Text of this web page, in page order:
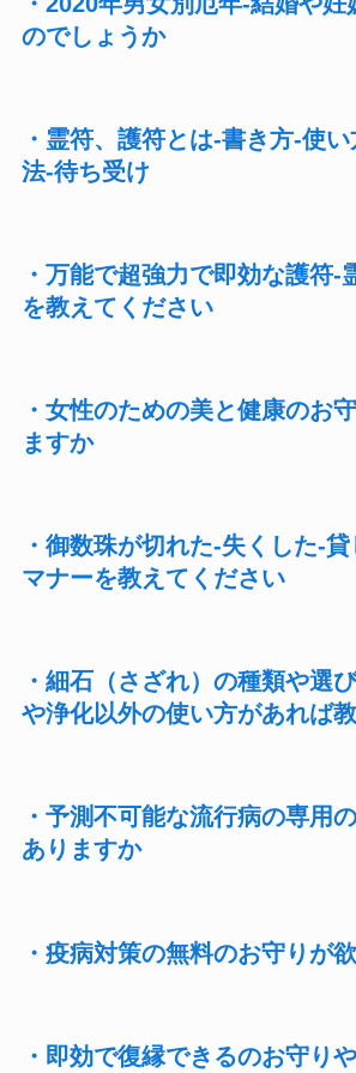
のでしょうか
・霊符、護符とは-書き方-使
法-待ち受け
・万能で超強力で即効な護符-
を教えてください
・女性のための美と健康のお
ますか
・御数珠が切れた-失くした-
マナーを教えてください
・細石（さざれ）の種類や選
や浄化以外の使い方があれば
・予測不可能な流行病の専用
ありますか
・疫病対策の無料のお守りが
・即効で復縁できるのお守り